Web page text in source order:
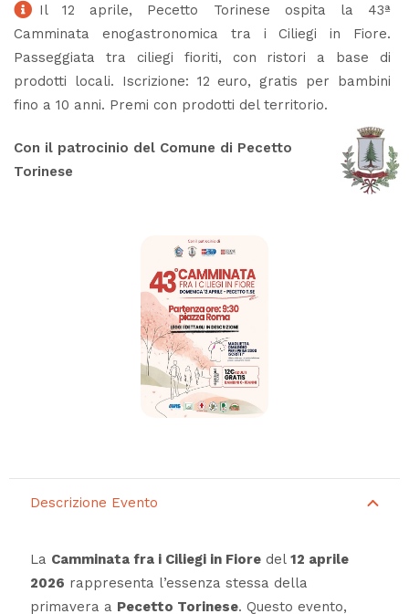
Il 12 aprile, Pecetto Torinese ospita la 43ª
Camminata enogastronomica tra i Ciliegi in Fiore.
Passeggiata tra ciliegi fioriti, con ristori a base di
prodotti locali. Iscrizione: 12 euro, gratis per bambini
fino a 10 anni. Premi con prodotti del territorio.
Con il patrocinio del Comune di Pecetto
Torinese
Descrizione Evento
La Camminata fra i Ciliegi in Fioredel12 aprile
2026 rappresenta l’essenza stessa della
primavera a Pecetto Torinese. Questo evento,